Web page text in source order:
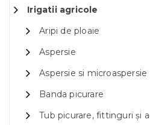
Irigatii agricole
Aripi de ploaie
Aspersie
Aspersie si microaspersie
Banda picurare
Tub picurare, fittinguri și